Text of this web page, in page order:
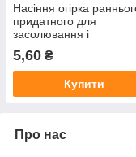
Насіння огірка
придатного для
засолювання і
"Сремський" F1 (0,5 г)
ТМ "Велес"
5,60 ₴
Купити
Про нас